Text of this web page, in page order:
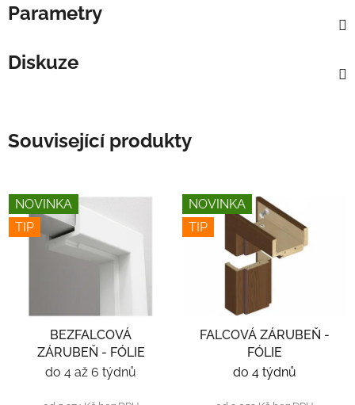
Parametry
Diskuze
Související produkty
NOVINKA
TIP
BEZFALCOVÁ
ZÁRUBEŇ - FÓLIE
do 4 až 6 týdnů
NOVINKA
TIP
FALCOVÁ ZÁRUBEŇ -
FÓLIE
do 4 týdnů